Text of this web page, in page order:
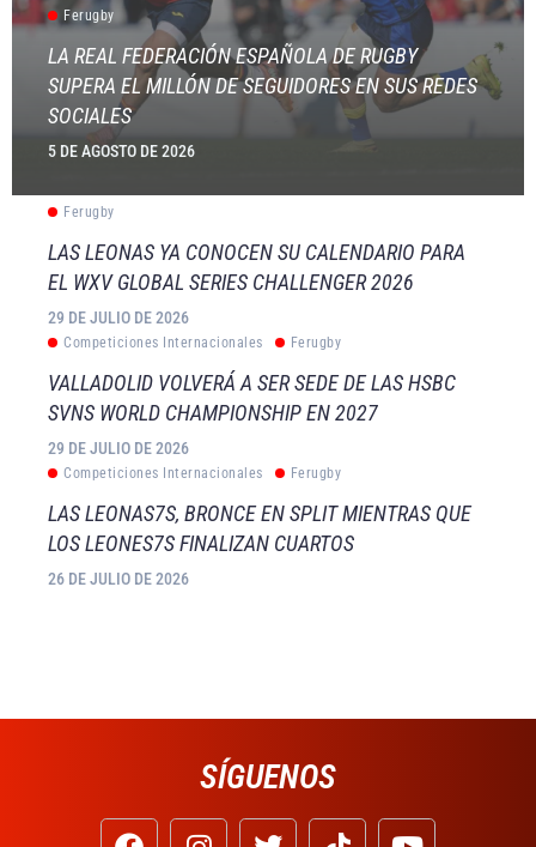
Ferugby
LA REAL FEDERACIÓN ESPAÑOLA DE RUGBY
SUPERA EL MILLÓN DE SEGUIDORES EN SUS REDES
SOCIALES
5 DE AGOSTO DE 2026
Ferugby
LAS LEONAS YA CONOCEN SU CALENDARIO PARA
EL WXV GLOBAL SERIES CHALLENGER 2026
29 DE JULIO DE 2026
Competiciones Internacionales Ferugby
VALLADOLID VOLVERÁ A SER SEDE DE LAS HSBC
SVNS WORLD CHAMPIONSHIP EN 2027
29 DE JULIO DE 2026
Competiciones Internacionales Ferugby
LAS LEONAS7S, BRONCE EN SPLIT MIENTRAS QUE
LOS LEONES7S FINALIZAN CUARTOS
26 DE JULIO DE 2026
SÍGUENOS